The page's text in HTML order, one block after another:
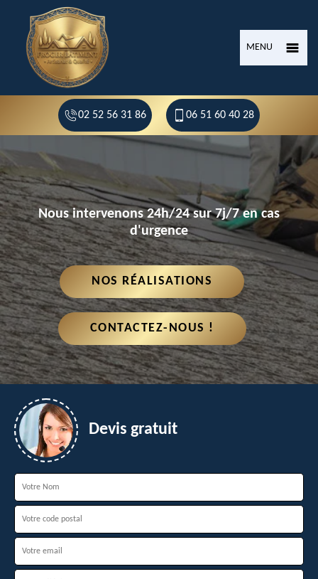
MENU
02 52 56 31 86 06 51 60 40 28
Nous intervenons 24h/24 sur 7j/7 en cas
d'urgence
NOS RÉALISATIONS
CONTACTEZ-NOUS !
Devis gratuit